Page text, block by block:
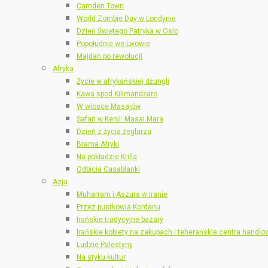
Camden Town
World Zombie Day w Londynie
Dzień Świętego Patryka w Oslo
Popołudnie we Lwowie
Majdan po rewolucji
Afryka
Życie w afrykańskiej dżungli
Kawa spod Kilimandżaro
W wiosce Masajów
Safari w Kenii: Masai Mara
Dzień z życia żeglarza
Brama Afryki
Na pokładzie Krilla
Odbicia Casablanki
Azja
Muharram i Aszura w Iranie
Przez pustkowia Kordanu
Irańskie tradycyjne bazary
Irańskie kobiety na zakupach i teherańskie centra
Ludzie Palestyny
Na styku kultur